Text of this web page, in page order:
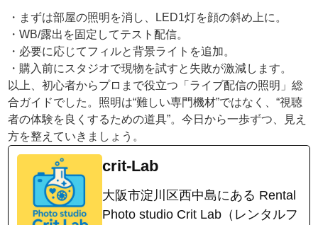
・まずは部屋の照明を消し、LED1灯を顔の斜め上に。
・WB/露出を固定してテスト配信。
・必要に応じてフィルと背景ライトを追加。
・購入前にスタジオで現物を試すと失敗が激減します。
以上、初心者からプロまで役立つ「ライブ配信の照明」総
合ガイドでした。照明は“難しい専門機材”ではなく、“視聴
者の体験を良くするための道具”。今日から一歩ずつ、見え
方を整えていきましょう。
crit-Lab
大阪市淀川区西中島にある Rental
Photo studio Crit Lab（レンタルフ